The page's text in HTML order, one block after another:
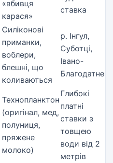
«вбивця
карася»
ставка
Силіконові
приманки,
воблери,
блешні, що
коливаються
р. Інгул,
Суботці,
Івано-
Благодатне
Технопланктон
(оригінал, мед,
полуниця,
пряжене
молоко)
Глибокі
платні
ставки з
товщею
води від 2
метрів